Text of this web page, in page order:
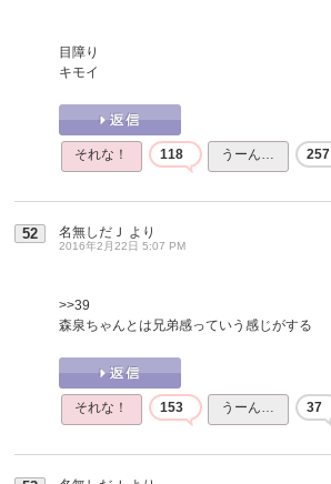
目障り
キモイ
それな！ 118 うーん… 257
52 名無しだＪ より
2016年2月22日 5:07 PM
>>39
森泉ちゃんとは兄弟感っていう感じがする
それな！ 153 うーん… 37